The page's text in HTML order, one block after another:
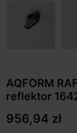
AQFORM
reflektor
956,94 zł